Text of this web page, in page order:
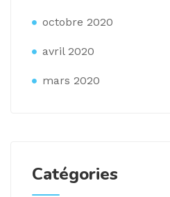
octobre 2020
avril 2020
mars 2020
Catégories